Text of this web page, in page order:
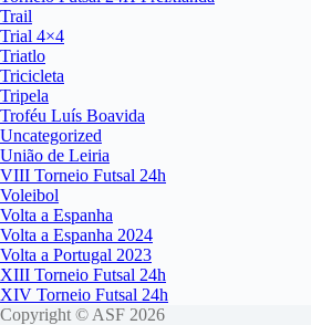
Trail
Trial 4×4
Triatlo
Tricicleta
Tripela
Troféu Luís Boavida
Uncategorized
União de Leiria
VIII Torneio Futsal 24h
Voleibol
Volta a Espanha
Volta a Espanha 2024
Volta a Portugal 2023
XIII Torneio Futsal 24h
XIV Torneio Futsal 24h
Copyright © ASF 2026